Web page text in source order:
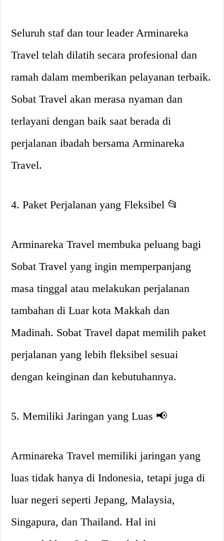
Seluruh staf dan tour leader Arminareka
Travel telah dilatih secara profesional dan
ramah dalam memberikan pelayanan terbaik.
Sobat Travel akan merasa nyaman dan
terlayani dengan baik saat berada di
perjalanan ibadah bersama Arminareka
Travel.
4. Paket Perjalanan yang Fleksibel 📂
Arminareka Travel membuka peluang bagi
Sobat Travel yang ingin memperpanjang
masa tinggal atau melakukan perjalanan
tambahan di Luar kota Makkah dan
Madinah. Sobat Travel dapat memilih paket
perjalanan yang lebih fleksibel sesuai
dengan keinginan dan kebutuhannya.
5. Memiliki Jaringan yang Luas 📢
Arminareka Travel memiliki jaringan yang
luas tidak hanya di Indonesia, tetapi juga di
luar negeri seperti Jepang, Malaysia,
Singapura, dan Thailand. Hal ini